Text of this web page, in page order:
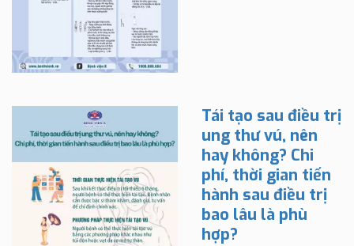
Tái tạo sau điều trị
ung thư vú, nên
hay không? Chi
phí, thời gian tiến
hành sau điều trị
bao lâu là phù
hợp?